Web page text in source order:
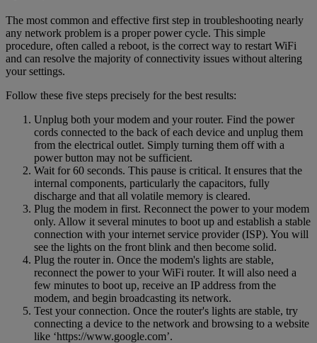
The most common and effective first step in troubleshooting nearly
any network problem is a proper power cycle. This simple
procedure, often called a reboot, is the correct way to restart WiFi
and can resolve the majority of connectivity issues without altering
your settings.
Follow these five steps precisely for the best results:
Unplug both your modem and your router. Find the power
cords connected to the back of each device and unplug them
from the electrical outlet. Simply turning them off with a
power button may not be sufficient.
Wait for 60 seconds. This pause is critical. It ensures that the
internal components, particularly the capacitors, fully
discharge and that all volatile memory is cleared.
Plug the modem in first. Reconnect the power to your modem
only. Allow it several minutes to boot up and establish a stable
connection with your internet service provider (ISP). You will
see the lights on the front blink and then become solid.
Plug the router in. Once the modem's lights are stable,
reconnect the power to your WiFi router. It will also need a
few minutes to boot up, receive an IP address from the
modem, and begin broadcasting its network.
Test your connection. Once the router's lights are stable, try
connecting a device to the network and browsing to a website
like ‘https://www.google.com’.